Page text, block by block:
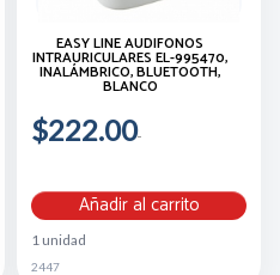
EASY LINE AUDÍFONOS
INTRAURICULARES EL-995470,
INALÁMBRICO, BLUETOOTH,
BLANCO
$222.00
Añadir al carrito
1 unidad
2447